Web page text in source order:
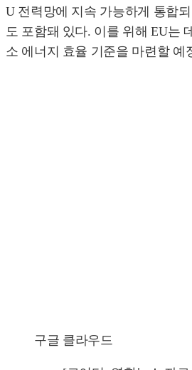
U 전력망에 지속 가능하게 통합
도 포함돼 있다. 이를 위해 EU는
소 에너지 효율 기준을 마련할 예
구글 클라우드